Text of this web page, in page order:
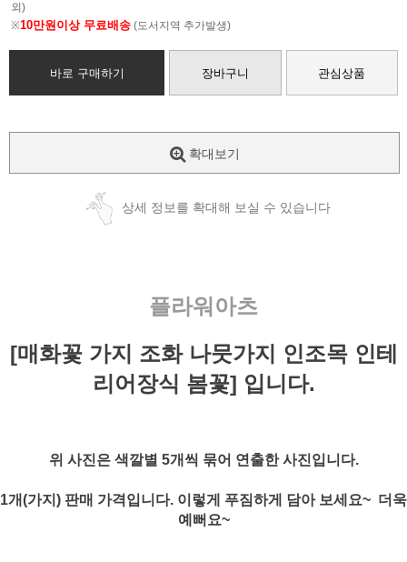
외)
※10만원이상 무료배송 (도서지역 추가발생)
바로 구매하기 장바구니 관심상품
확대보기
상세 정보를 확대해 보실 수 있습니다
플라워아츠
[매화꽃 가지 조화 나뭇가지 인조목 인테
리어장식 봄꽃] 입니다.
위 사진은 색깔별 5개씩 묶어 연출한 사진입니다.
1개(가지) 판매 가격입니다. 이렇게 푸짐하게 담아 보세요~ 더욱
예뻐요~